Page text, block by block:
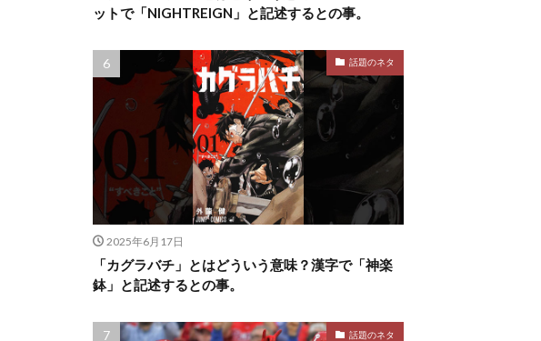
ットで「NIGHTREIGN」と記述するとの事。
話題のネタ
2025年6月17日
「カグラバチ」とはどういう意味？漢字で「神楽
鉢」と記述するとの事。
話題のネタ